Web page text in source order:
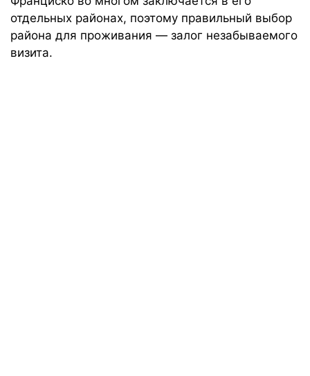
отдельных районах, поэтому правильный выбор
района для проживания — залог незабываемого
визита.